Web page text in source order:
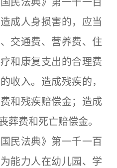
成人身损害的，应当
交通费、营养费、住
和康复支出的合理费
收入。造成残疾的，
和残疾赔偿金；造成
葬费和死亡赔偿金。
法典》第一千一百
能力人在幼儿园、学